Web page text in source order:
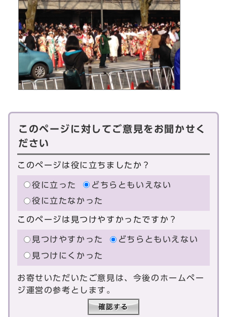
このページに対してご意見をお聞かせく
ださい
このページは役に立ちましたか？
役に立った
どちらともいえない
役に立たなかった
このページは見つけやすかったですか？
見つけやすかった
どちらともいえない
見つけにくかった
お寄せいただいたご意見は、今後のホームペー
ジ運営の参考とします。